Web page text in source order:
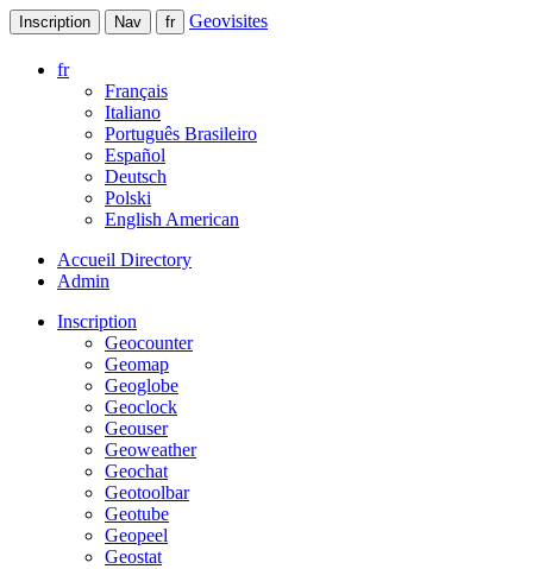
Inscription Nav fr Geovisites
fr
Français
Italiano
Português Brasileiro
Español
Deutsch
Polski
English American
Accueil Directory
Admin
Inscription
Geocounter
Geomap
Geoglobe
Geoclock
Geouser
Geoweather
Geochat
Geotoolbar
Geotube
Geopeel
Geostat